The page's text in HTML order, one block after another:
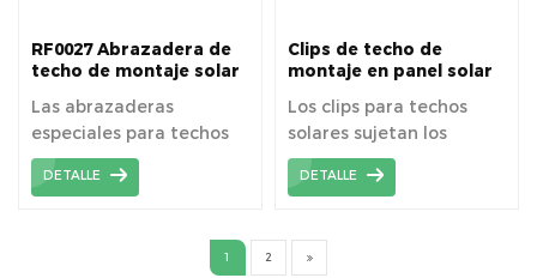
RF0027 Abrazadera de
techo de montaje solar
especial
Las abrazaderas
especiales para techos
solares sujetan los
paneles solares
junta alzada sin taladrar.
DETALLE
Clips de techo de
montaje en panel solar
de techo fotovoltaico
Los clips para techos
solares sujetan los
paneles solares
directamente a los
junta alzada sin taladrar.
DETALLE
1 2